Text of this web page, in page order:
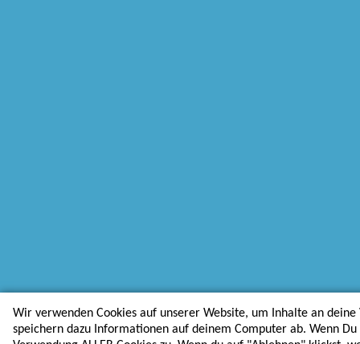
Wir verwenden Cookies auf unserer Website, um Inhalte an deine
speichern dazu Informationen auf deinem Computer ab. Wenn